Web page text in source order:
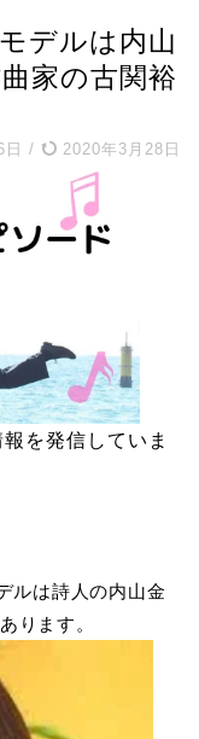
デルは内山
家の古関裕
/ 2020年3月28日
を発信していま
ルは詩人の内山金
ります。